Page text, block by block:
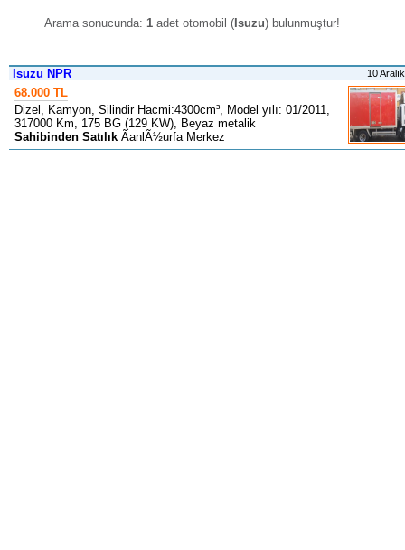
Arama sonucunda: 1adet otomobil (Isuzu) bulunmuştur!
Isuzu NPR 10
68.000 TL
Dizel, Kamyon, Silindir Hacmi:4300cm³, Model yılı: 01/2011,
317000 Km, 175 BG (129 KW), Beyaz metalik
Sahibinden Satılık ÃanlÃ½urfa Merkez